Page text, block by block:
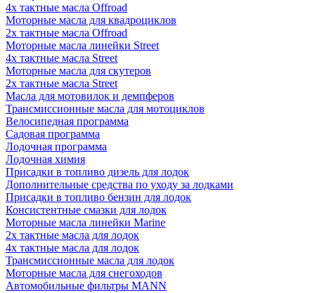
4х тактные масла Offroad
Моторные масла для квадроциклов
2х тактные масла Offroad
Моторные масла линейки Street
4х тактные масла Street
Моторные масла для скутеров
2х тактные масла Street
Масла для мотовилок и демпферов
Трансмиссионные масла для мотоциклов
Велосипедная программа
Садовая программа
Лодочная программа
Лодочная химия
Присадки в топливо дизель для лодок
Дополнительные средства по уходу за лодками
Присадки в топливо бензин для лодок
Консистентные смазки для лодок
Моторные масла линейки Marine
2х тактные масла для лодок
4х тактные масла для лодок
Трансмиссионные масла для лодок
Моторные масла для снегоходов
Автомобильные фильтры MANN